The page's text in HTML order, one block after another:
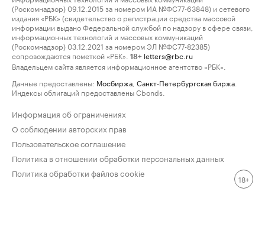
(Роскомнадзор) 09.12.2015 за номером ИА №ФС77-63848) и сетевого
издания «РБК» (свидетельство о регистрации средства массовой
информации выдано Федеральной службой по надзору в сфере связи,
информационных технологий и массовых коммуникаций
(Роскомнадзор) 03.12.2021 за номером ЭЛ №ФС77-82385)
сопровождаются пометкой «РБК».
18+ letters@rbc.ru
Владельцем сайта является информационное агентство «РБК».
Данные предоставлены: Мосбиржа Санкт-Петербургская биржа
Индексы облигаций предоставлены Cbonds.
Информация об ограничениях
О соблюдении авторских прав
Пользовательское соглашение
Политика в отношении обработки персональных данных
Политика обработки файлов cookie
18+